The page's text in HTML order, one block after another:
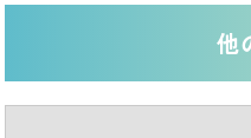
他